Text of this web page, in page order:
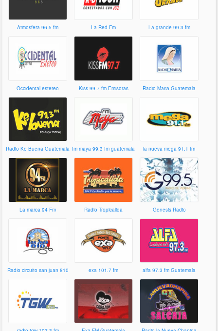
Atmosfera 96.5 fm La Red Fm La grande 99.3 fm
Occidental estereo
Kiss 99.7 fm Emisoras
Radio Maria Guatemala
Radio Ke Buena Guatemala fm maya 99.3 fm guatemala la nueva mega 91.1 fm
La marca 94 Fm Radio Tropicalida Genesis Radio
Radio circuito san juan 810
exa 101.7 fm alfa 97.3 fm Guatemala